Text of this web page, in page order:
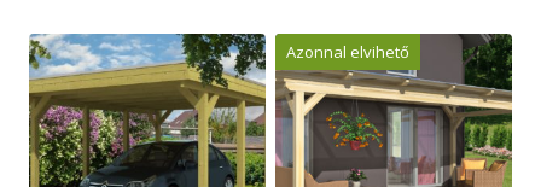
Azonnal elvihető